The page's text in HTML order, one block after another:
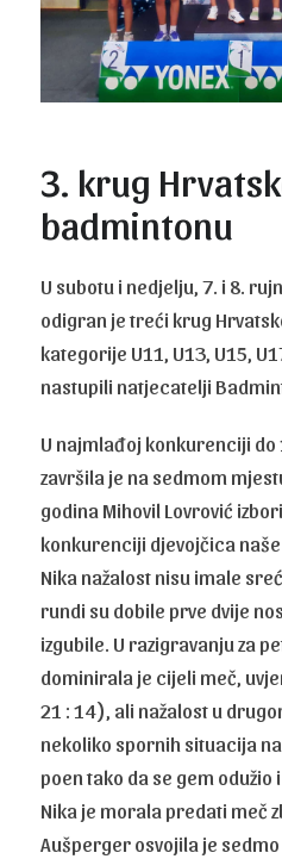
3. krug
badmintonu
U subotu i nedjelju, 7. i 8.
odigran je treći krug
kategorije U11, U13, U15,
nastupili natjecatelji
U najmlađoj konkurenciji do
završila je na sedmom
godina Mihovil Lovrović
konkurenciji djevojčica
Nika nažalost nisu imale
rundi su dobile prve dvije
izgubile. U razigravanju za
dominirala je cijeli meč,
21 : 14 ), ali nažalost u
nekoliko spornih situacija
poen tako da se gem odužio
Nika je morala predati meč
Aušperger osvojila je sedmo